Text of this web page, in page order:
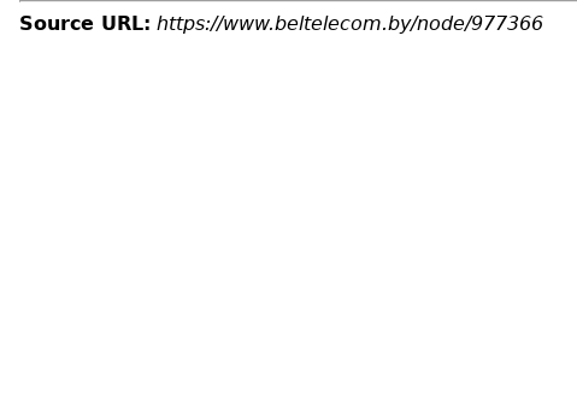
Source URL: https://www.beltelecom.by/node/977366